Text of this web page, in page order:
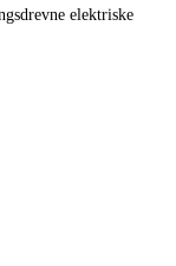
elektriske